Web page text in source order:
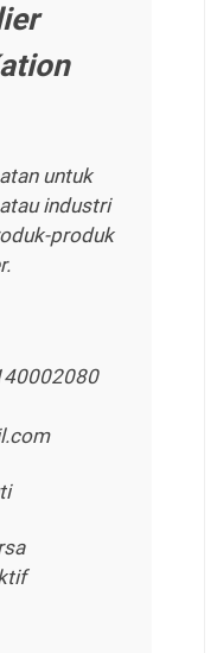
untuk
industri
produk